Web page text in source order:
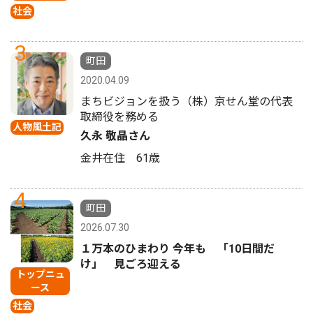
社会
3
人物風土記
町田
2020.04.09
まちビジョンを扱う（株）京せん堂の代表
取締役を務める
久永 敬晶さん
金井在住 61歳
4
トップニュ
ース
社会
町田
2026.07.30
１万本のひまわり 今年も 「10日間だ
け」 見ごろ迎える